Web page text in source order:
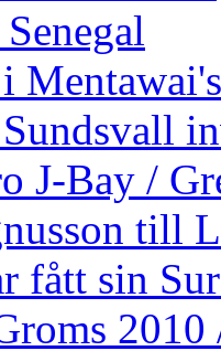
Mentawai's
J-Bay /
till
fått sin